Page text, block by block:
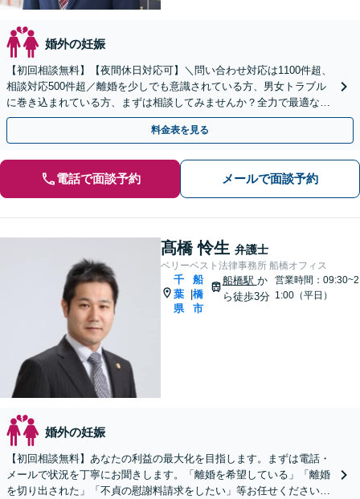
婚外の妊娠
【初回相談無料】【夜間休日対応可】＼問い合わせ対応は1100件超、
相談対応500件超／離婚を少しでも意識されている方、男女トラブル
に巻き込まれている方、まずは相談してみませんか？全力で最適な対
応策を提案します。
料金表を見る
電話で面談予約 メールで面談予約
髙橋 怜生 弁護士
ベリーベスト法律事務所 船橋オフィス
千
葉
県
船
橋
市
船橋駅 か
ら徒歩3分
営業時間：09:30~2
1:00（平日）
婚外の妊娠
【初回相談無料】あなたの利益の最大化を目指します。まずは電話・
メールで状況を丁寧にお聞きします。「離婚を希望している」「離婚
を切り出された」「不貞の慰謝料請求をしたい」等お任せください。